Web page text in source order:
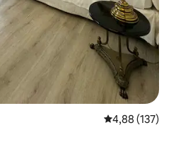
Середня
4,88 (137)